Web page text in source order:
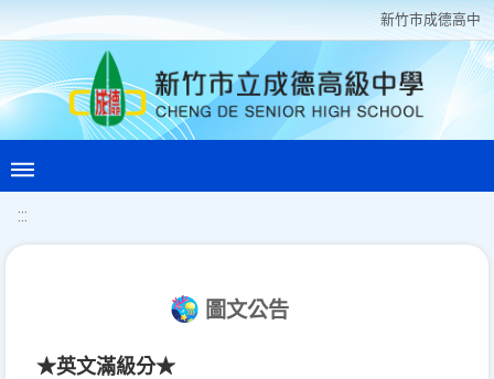
新竹巿成德高中
:::
圖文公告
★英文滿級分★